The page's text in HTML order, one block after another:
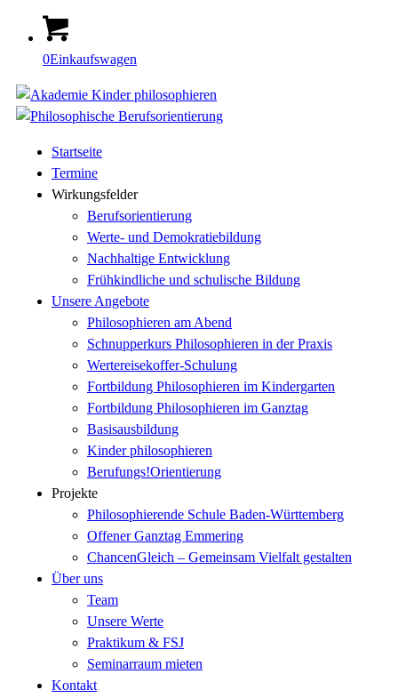
0Einkaufswagen
Startseite
Termine
Wirkungsfelder
Berufsorientierung
Werte- und Demokratiebildung
Nachhaltige Entwicklung
Frühkindliche und schulische Bildung
Unsere Angebote
Philosophieren am Abend
Schnupperkurs Philosophieren in der Praxis
Wertereisekoffer-Schulung
Fortbildung Philosophieren im Kindergarten
Fortbildung Philosophieren im Ganztag
Basisausbildung
Kinder philosophieren
Berufungs!Orientierung
Projekte
Philosophierende Schule Baden-Württemberg
Offener Ganztag Emmering
ChancenGleich – Gemeinsam Vielfalt gestalten
Über uns
Team
Unsere Werte
Praktikum & FSJ
Seminarraum mieten
Kontakt